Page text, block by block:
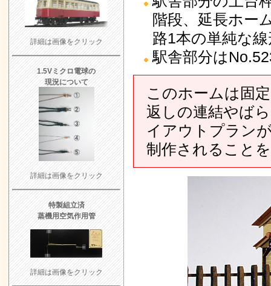
階段、延長ホー
路1本の単純な
駅舎部分は
このホームは固
返しの連結やば
イアウトプラン
制作されること
詳細は画像をクリック
1.5Vミクロ電球の
現況について
詳細は画像をクリック
特製組立済
蒸機用空気作用管
詳細は画像をクリック